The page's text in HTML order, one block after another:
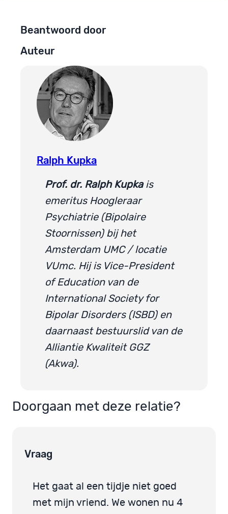
Beantwoord door
Auteur
Ralph Kupka
Prof. dr. Ralph Kupkais
emeritus Hoogleraar
Psychiatrie (Bipolaire
Stoornissen) bij het
Amsterdam UMC / locatie
VUmc. Hij is Vice-President
of Education van de
International Society for
Bipolar Disorders (ISBD) en
daarnaast bestuurslid van de
Alliantie Kwaliteit GGZ
(Akwa).
Doorgaan met deze relatie?
Vraag
Het gaat al een tijdje niet goed
met mijn vriend. We wonen nu 4